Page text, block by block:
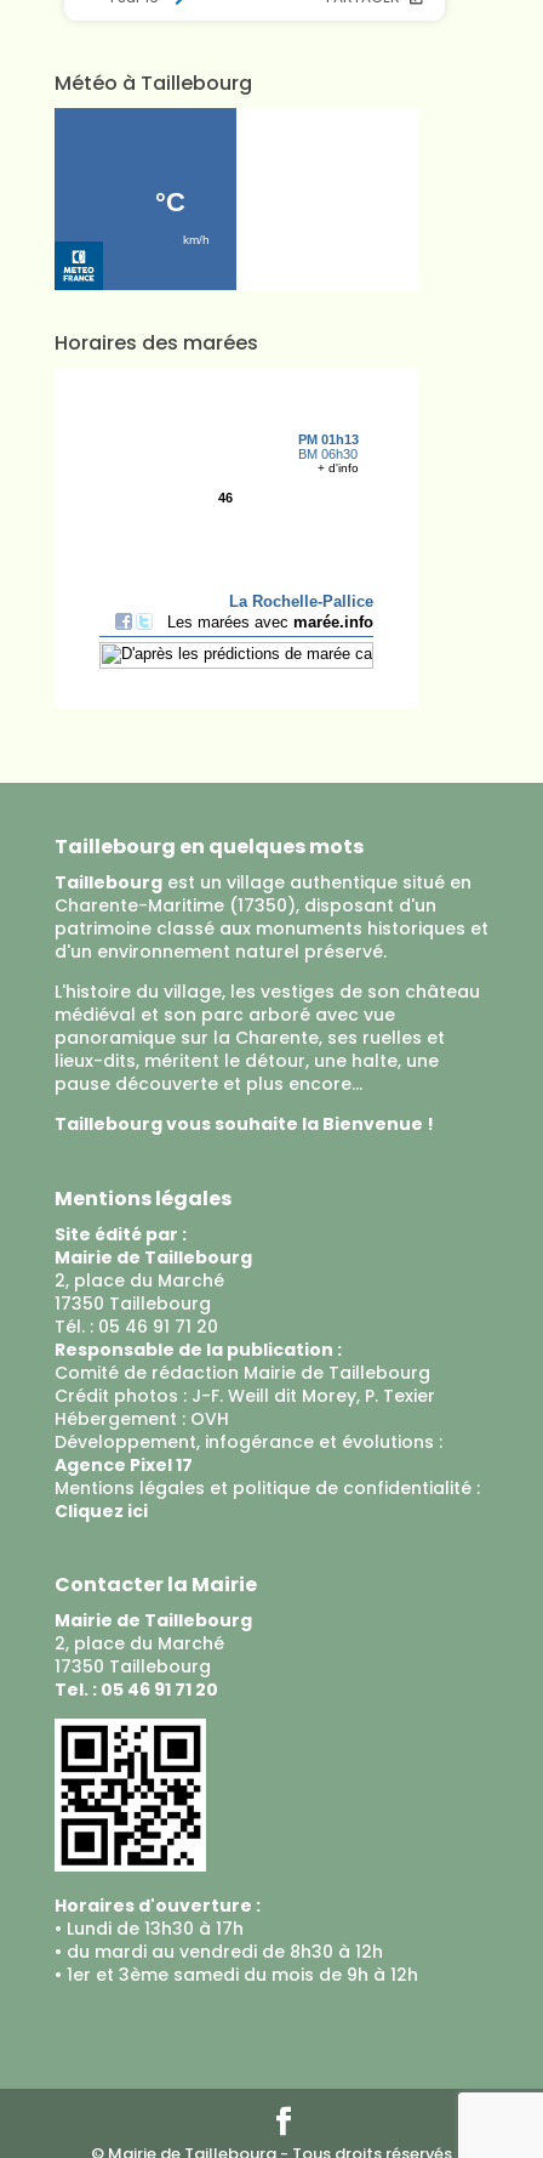
Météo à Taillebourg
Horaires des marées
Taillebourg en quelques mots
Taillebourgest un village authentique situé en
Charente-Maritime (17350), disposant d'un
patrimoine classé aux monuments historiques et
d'un environnement naturel préservé.
L'histoire du village, les vestiges de son château
médiéval et son parc arboré avec vue
panoramique sur la Charente, ses ruelles et
lieux-dits, méritent le détour, une halte, une
pause découverte et plus encore...
Taillebourg vous souhaite la Bienvenue !
Mentions légales
Site édité par :
Mairie de Taillebourg
2, place du Marché
17350 Taillebourg
Tél. : 05 46 91 71 20
Responsable de la publication :
Comité de rédaction Mairie de Taillebourg
Crédit photos : J-F. Weill dit Morey, P. Texier
Hébergement : OVH
Développement, infogérance et évolutions :
Agence Pixel 17
Mentions légales et politique de confidentialité :
Cliquez ici
Contacter la Mairie
Mairie de Taillebourg
2, place du Marché
17350 Taillebourg
Tel. : 05 46 91 71 20
Horaires d'ouverture :
• Lundi de 13h30 à 17h
• du mardi au vendredi de 8h30 à 12h
• 1er et 3ème samedi du mois de 9h à 12h